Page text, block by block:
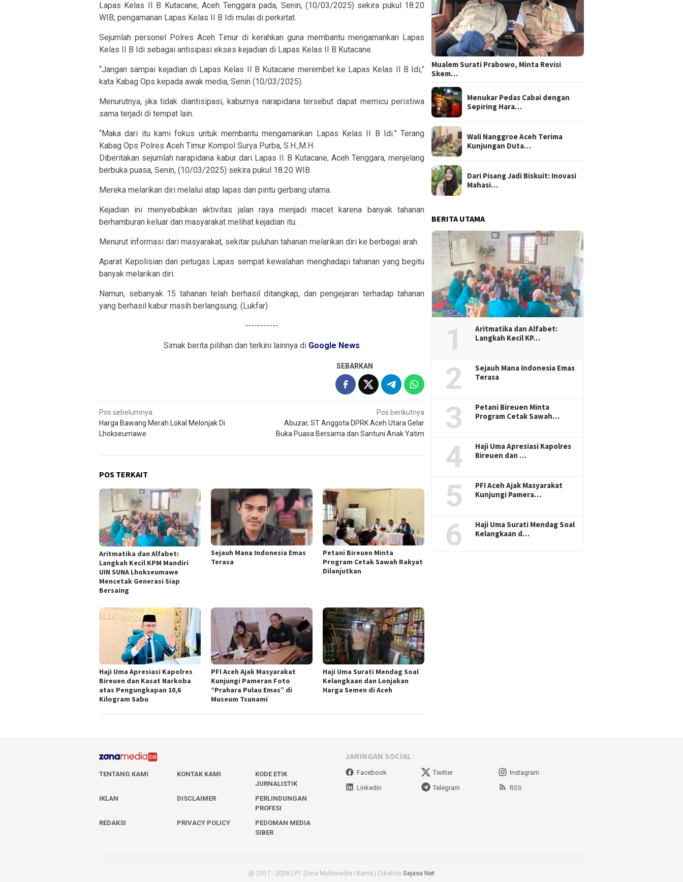
Lapas Kelas II B Kutacane, Aceh Tenggara pada, Senin, (10/03/2025) sekira pukul 18.20
WIB, pengamanan Lapas Kelas II B Idi mulai di perketat.
Sejumlah personel Polres Aceh Timur di kerahkan guna membantu mengamankan Lapas
Kelas II B Idi sebagai antisipasi ekses kejadian di Lapas Kelas II B Kutacane.
“Jangan sampai kejadian di Lapas Kelas II B Kutacane merembet ke Lapas Kelas II B Idi,”
kata Kabag Ops kepada awak media, Senin (10/03/2025).
Menurutnya, jika tidak diantisipasi, kaburnya narapidana tersebut dapat memicu peristiwa
sama terjadi di tempat lain.
“Maka dari itu kami fokus untuk membantu mengamankan Lapas Kelas II B Idi.” Terang
Kabag Ops Polres Aceh Timur Kompol Surya Purba, S.H.,M.H.
Diberitakan sejumlah narapidana kabur dari Lapas II B Kutacane, Aceh Tenggara, menjelang
berbuka puasa, Senin, (10/03/2025) sekira pukul 18.20 WIB.
Mereka melarikan diri melalui atap lapas dan pintu gerbang utama.
Kejadian ini menyebabkan aktivitas jalan raya menjadi macet karena banyak tahanan
berhamburan keluar dan masyarakat melihat kejadian itu.
Menurut informasi dari masyarakat, sekitar puluhan tahanan melarikan diri ke berbagai arah.
Aparat Kepolisian dan petugas Lapas sempat kewalahan menghadapi tahanan yang begitu
banyak melarikan diri.
Namun, sebanyak 15 tahanan telah berhasil ditangkap, dan pengejaran terhadap tahanan
yang berhasil kabur masih berlangsung. (Lukfar)
-----------
Simak berita pilihan dan terkini lainnya di Google News
SEBARKAN
Navigasi
pos
Pos sebelumnya
Harga Bawang Merah Lokal Melonjak Di
Lhokseumawe
Pos berikutnya
Abuzar, ST Anggota DPRK Aceh Utara Gelar
Buka Puasa Bersama dan Santuni Anak Yatim
POS TERKAIT
Aritmatika dan Alfabet:
Langkah Kecil KPM Mandiri
UIN SUNA Lhokseumawe
Mencetak Generasi Siap
Bersaing
Sejauh Mana Indonesia Emas
Terasa
Petani Bireuen Minta
Program Cetak Sawah Rakyat
Dilanjutkan
Haji Uma Apresiasi Kapolres
Bireuen dan Kasat Narkoba
atas Pengungkapan 10,6
Kilogram Sabu
PFI Aceh Ajak Masyarakat
Kunjungi Pameran Foto
“Prahara Pulau Emas” di
Museum Tsunami
Haji Uma Surati Mendag Soal
Kelangkaan dan Lonjakan
Harga Semen di Aceh
Mualem Surati Prabowo, Minta Revisi
Skem…
Menukar Pedas Cabai dengan
Sepiring Hara…
Wali Nanggroe Aceh Terima
Kunjungan Duta…
Dari Pisang Jadi Biskuit: Inovasi
Mahasi…
BERITA UTAMA
1
Aritmatika dan Alfabet:
Langkah Kecil KP…
2
Sejauh Mana Indonesia Emas
Terasa
3
Petani Bireuen Minta
Program Cetak Sawah…
4
Haji Uma Apresiasi Kapolres
Bireuen dan …
5
PFI Aceh Ajak Masyarakat
Kunjungi Pamera…
6
Haji Uma Surati Mendag Soal
Kelangkaan d…
TENTANG KAMI KONTAK KAMI
KODE ETIK
JURNALISTIK
IKLAN
DISCLAIMER
PERLINDUNGAN
PROFESI
REDAKSI
PRIVACY POLICY
PEDOMAN MEDIA
SIBER
JARINGAN SOCIAL
Facebook Twitter
Instagram
Linkedin
Telegram RSS
@ 2017 - 2026 | PT Zona Multimedia Utama | Dikelola Sejasa Net